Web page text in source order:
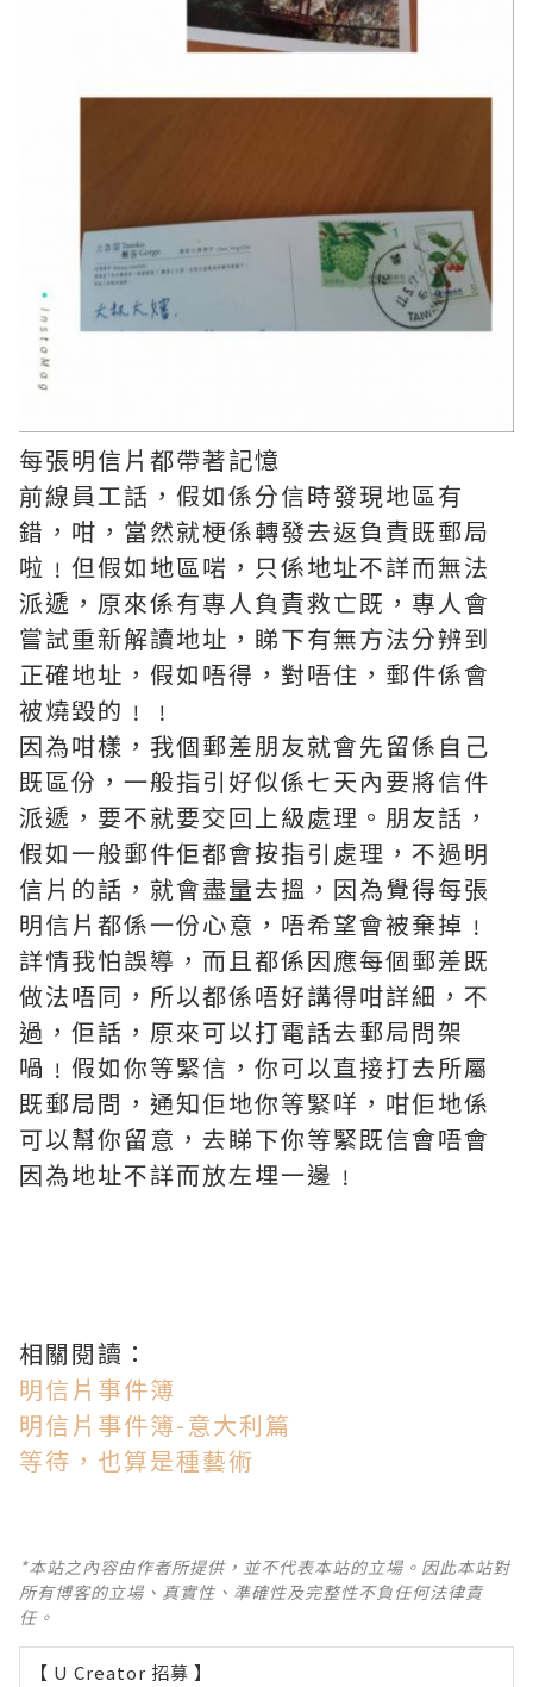
每張明信片都帶著記憶
前線員工話，假如係分信時發現地區有
錯，咁，當然就梗係轉發去返負責既郵局
啦﹗但假如地區啱，只係地址不詳而無法
派遞，原來係有專人負責救亡既，專人會
嘗試重新解讀地址，睇下有無方法分辨到
正確地址，假如唔得，對唔住，郵件係會
被燒毀的﹗﹗
因為咁樣，我個郵差朋友就會先留係自己
既區份，一般指引好似係七天內要將信件
派遞，要不就要交回上級處理。朋友話，
假如一般郵件佢都會按指引處理，不過明
信片的話，就會盡量去搵，因為覺得每張
明信片都係一份心意，唔希望會被棄掉﹗
詳情我怕誤導，而且都係因應每個郵差既
做法唔同，所以都係唔好講得咁詳細，不
過，佢話，原來可以打電話去郵局問架
喎﹗假如你等緊信，你可以直接打去所屬
既郵局問，通知佢地你等緊咩，咁佢地係
可以幫你留意，去睇下你等緊既信會唔會
因為地址不詳而放左埋一邊﹗
相關閱讀：
明信片事件簿
明信片事件簿-意大利篇
等待，也算是種藝術
*本站之內容由作者所提供，並不代表本站的立場。因此本站對
所有博客的立場、真實性、準確性及完整性不負任何法律責
任。
【 U Creator 招募 】